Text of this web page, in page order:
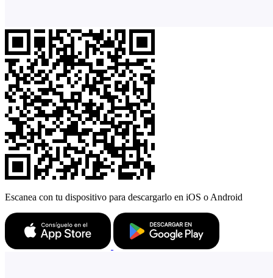
Escanea con tu dispositivo para descargarlo en iOS o Android